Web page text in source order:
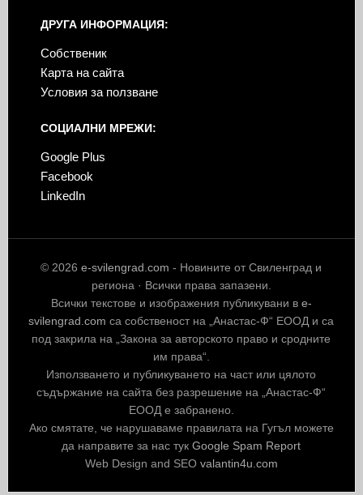
ДРУГА ИНФОРМАЦИЯ:
Собственик
Карта на сайта
Условия за ползване
СОЦИАЛНИ МРЕЖИ:
Google Plus
Facebook
LinkedIn
© 2026e-svilengrad.com - Новините от Свиленград и
региона · Всички права запазени.
Всички текстове и изображения публикувани в e-
svilengrad.com са собственост на „Анастас-Ф“ ЕООД и са
под закрила на „Закона за авторското право и сродните
им права“.
Използването и публикуването на част или цялото
съдържание на сайта без разрешение на „Анастас-Ф“
ЕООД е забранено.
Ако смятате, че нарушаваме правилата на Гугъл можете
да направите за нас тукGoogle Spam Report
Web Design and SEO valantin4u.com